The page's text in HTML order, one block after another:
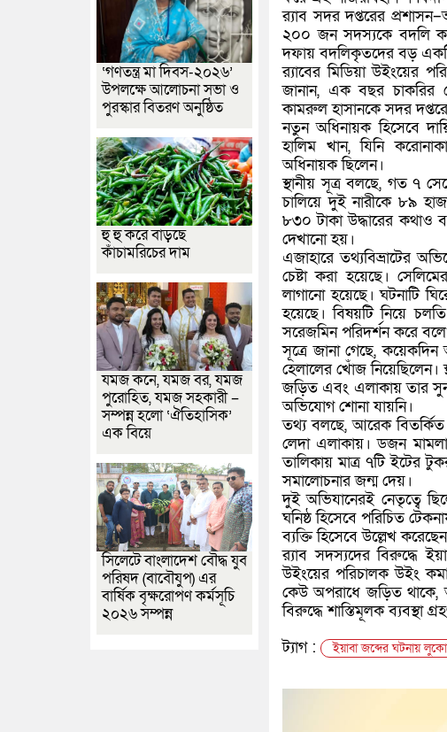
র‍্যাব সদর দপ্তরের
২০০ জন সদস্যকে বদলি
দফায় বদলিকৃতদের বড়
র‍্যাবের মিডিয়া উইংয়ের
জানান, এক বছর চাকরির
কামরুল হাসানকে সদর
নতুন অধিনায়ক হিসেবে
হালিম খান, যিনি
অধিনায়ক ছিলেন।
স্থানীয় সূত্র বলছে, গত ৭
চালিয়ে দুই নারীকে ৮৯
৮৩০ টাকা উদ্ধারের কথাও
দেখানো হয়।
এজাহারে তথ্যবিভ্রাটের
চেষ্টা করা হয়েছে।
লাগানো হয়েছে। ঘটনাটি
হয়েছে। বিষয়টি নিয়ে
সরেজমিন পরিদর্শন করে
সূত্রে জানা গেছে,
হেলালের খোঁজ
জড়িত এবং এলাকায় তার
অভিযোগ শোনা যায়নি।
তথ্য বলছে, আরেক বিতর্কিত
লেদা এলাকায়। ডজন
তালিকায় মাত্র ৭টি ইটের
সমালোচনার জন্ম দেয়।
দুই অভিযানেরই নেতৃত্বে
ঘনিষ্ঠ হিসেবে পরিচিত
ব্যক্তি হিসেবে উল্লেখ
র‍্যাব সদস্যদের বিরুদ্ধে
উইংয়ের পরিচালক উইং
কেউ অপরাধে জড়িত থাকে,
বিরুদ্ধে শাস্তিমূলক ব্যবস্থা
ট্যাগ :
ইয়াবা জব্দের ঘটনায়
‘গণতন্ত্র মা দিবস-২০২৬’
উপলক্ষে আলোচনা সভা ও
পুরস্কার বিতরণ অনুষ্ঠিত
হু হু করে বাড়ছে
কাঁচামরিচের দাম
যমজ কনে, যমজ বর, যমজ
পুরোহিত, যমজ সহকারী –
সম্পন্ন হলো ‘ঐতিহাসিক’
এক বিয়ে
সিলেটে বাংলাদেশ বৌদ্ধ যুব
পরিষদ (বাবৌযুপ) এর
বার্ষিক বৃক্ষরোপণ কর্মসূচি
২০২৬ সম্পন্ন